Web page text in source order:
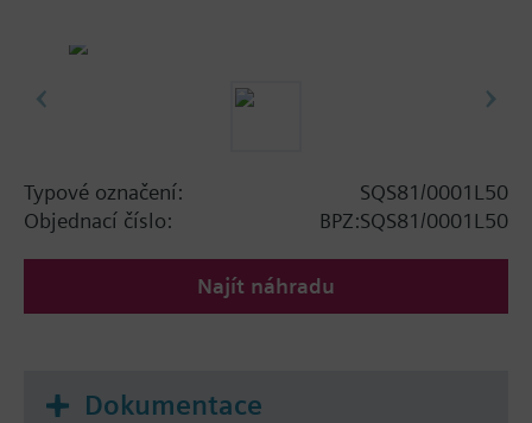
Typové označení:
SQS81/0001L50
Objednací číslo:
BPZ:SQS81/0001L50
Najít náhradu
Dokumentace